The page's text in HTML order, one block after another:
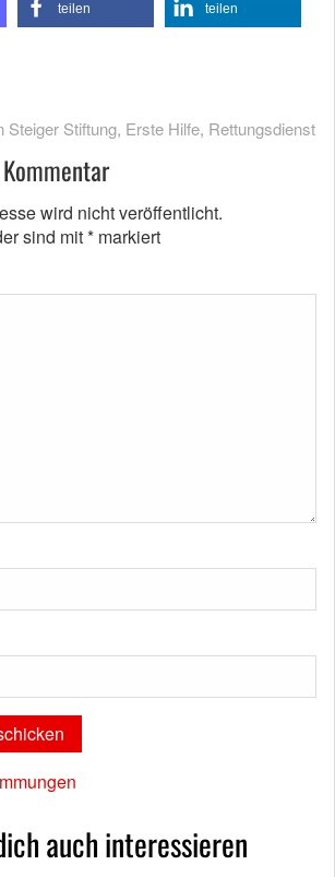
teilen teilen
Steiger Stiftung, Erste Hilfe, Rettungsdienst
wird nicht veröffentlicht.
sind mit* markiert
auch interessieren